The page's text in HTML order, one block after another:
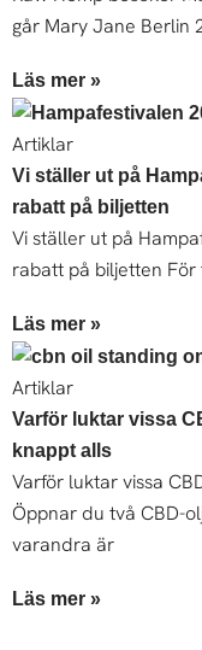
går Mary Jane Berlin
Läs mer »
Artiklar
Vi ställer ut på
rabatt på biljetten
Vi ställer ut på
rabatt på biljetten
Läs mer »
Artiklar
Varför luktar vissa
knappt alls
Varför luktar vissa
Öppnar du två CBD-
varandra är
Läs mer »